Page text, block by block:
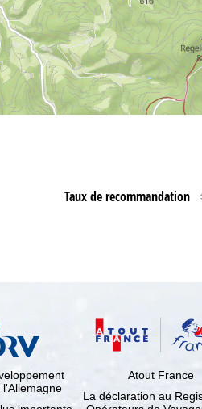
Taux de recommandation
Atout France
La déclaration au